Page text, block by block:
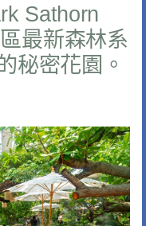
Sathorn
最新森林系
秘密花園。